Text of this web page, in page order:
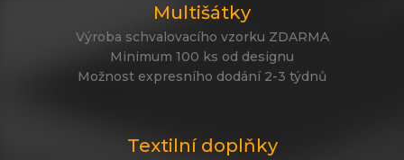
Multišátky
Výroba schvalovacího vzorku ZDARMA
Minimum 100 ks od designu
Možnost expresního dodání 2-3 týdnů
Textilní doplňky